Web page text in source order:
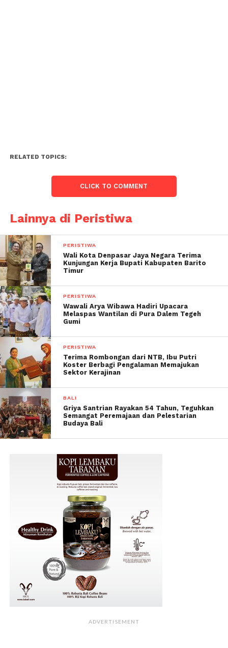
RELATED TOPICS:
CLICK TO COMMENT
Lainnya di Peristiwa
PERISTIWA
Wali Kota Denpasar Jaya Negara Terima
Kunjungan Kerja Bupati Kabupaten Barito
Timur
PERISTIWA
Wawali Arya Wibawa Hadiri Upacara
Melaspas Wantilan di Pura Dalem Tegeh
Gumi
PERISTIWA
Terima Rombongan dari NTB, Ibu Putri
Koster Berbagi Pengalaman Memajukan
Sektor Kerajinan
BALI
Griya Santrian Rayakan 54 Tahun, Teguhkan
Semangat Peremajaan dan Pelestarian
Budaya Bali
ADVERTISEMENT